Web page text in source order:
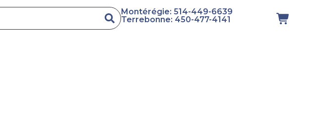
Montérégie: 514-449-6639
Terrebonne: 450-477-4141